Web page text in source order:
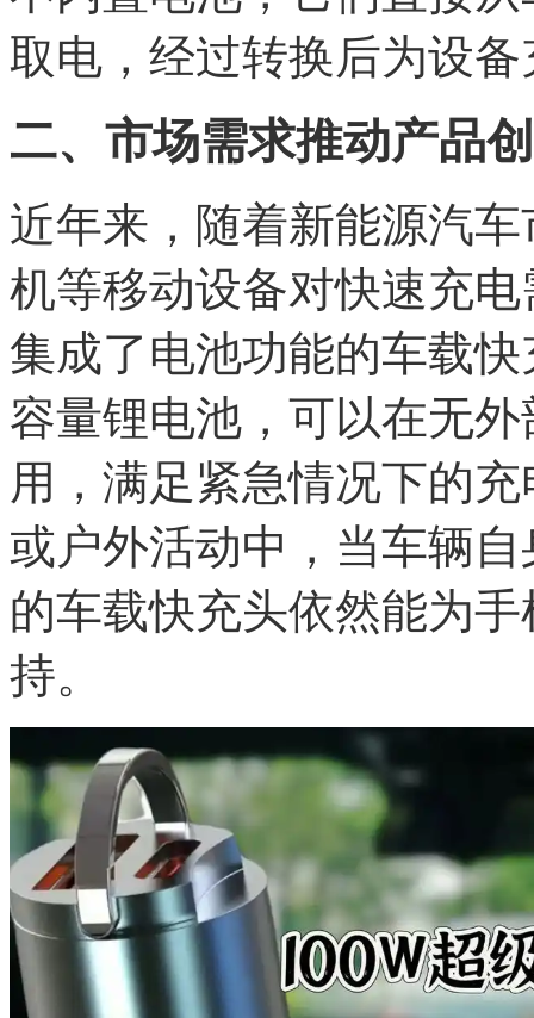
取电，经过转换后为设备
二、市场需求推动产品
近年来，随着新能源汽
机等移动设备对快速充
集成了电池功能的车载
容量锂电池，可以在无
用，满足紧急情况下的
或户外活动中，当车辆
的车载快充头依然能为
持。